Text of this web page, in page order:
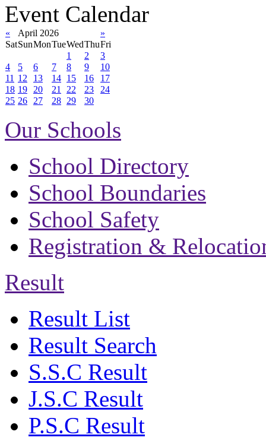
Event Calendar
« April 2026
»
SatSunMonTueWedThuFri
1
2
3
4
5 6 7 8 9
10
11 12 13 14 15 16
17
18 19 20 21 22 23
24
25 26 27 28 29 30
Our Schools
School Directory
School Boundaries
School Safety
Registration &
Result
Result List
Result Search
S.S.C Result
J.S.C Result
P.S.C Result